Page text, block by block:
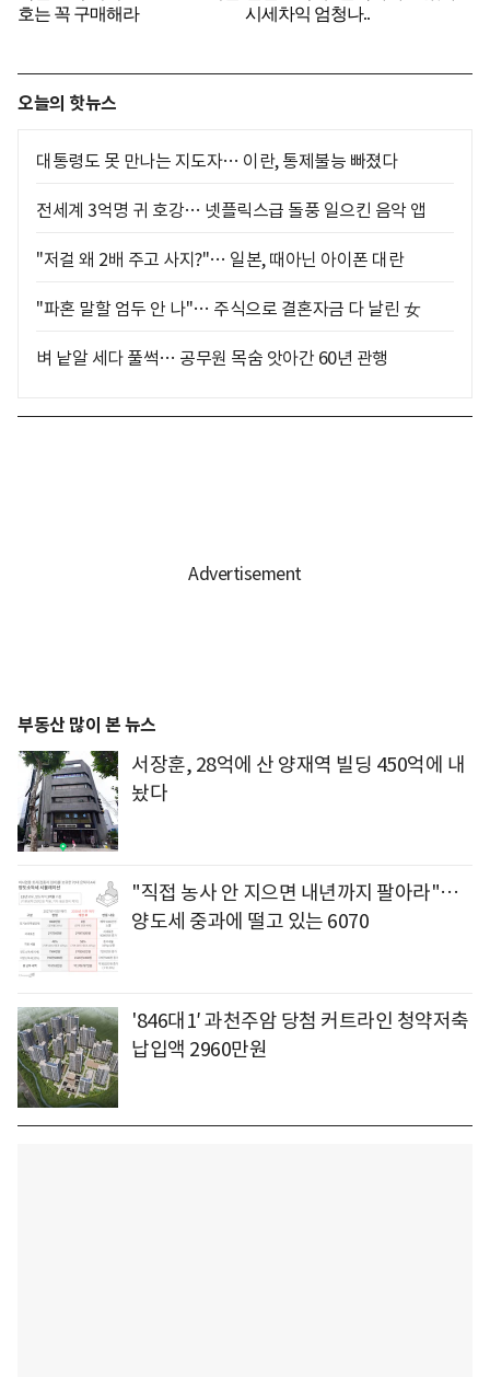
오늘의 핫뉴스
대통령도 못 만나는 지도자… 이란, 통제불능 빠졌다
전세계 3억명 귀 호강… 넷플릭스급 돌풍 일으킨 음악 앱
"저걸 왜 2배 주고 사지?"… 일본, 때아닌 아이폰 대란
"파혼 말할 엄두 안 나"… 주식으로 결혼자금 다 날린 女
벼 낱알 세다 풀썩… 공무원 목숨 앗아간 60년 관행
부동산 많이 본 뉴스
서장훈, 28억에 산 양재역 빌딩 450억에 내
놨다
"직접 농사 안 지으면 내년까지 팔아라"…
양도세 중과에 떨고 있는 6070
'846대1′ 과천주암 당첨 커트라인 청약저축
납입액 2960만원